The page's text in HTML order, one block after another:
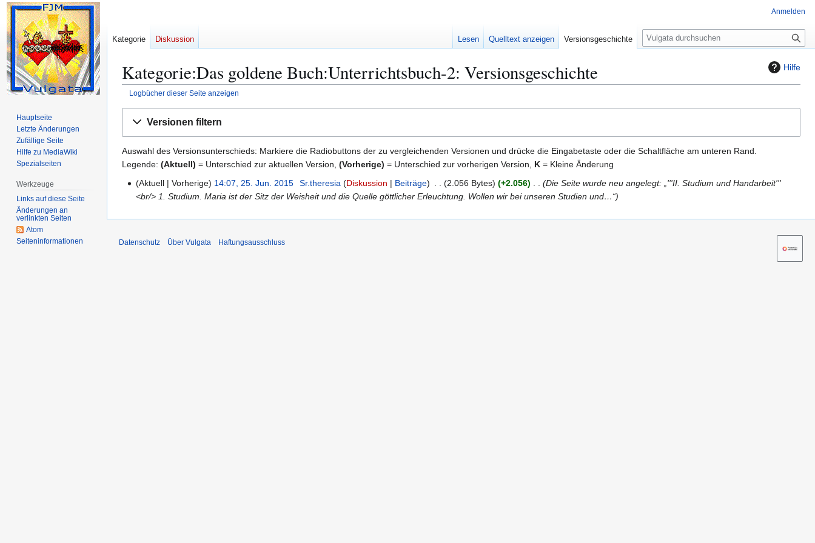
Hilfe
Kategorie:Das goldene Buch:Unterrichtsbuch-2: Versionsgeschichte
Logbücher dieser Seite anzeigen
Navigation
Suche
Versionen filtern
Auswahl des Versionsunterschieds: Markiere die Radiobuttons der zu vergleichenden Versionen und drücke die Eingabetaste oder die Schaltfläche am unteren Rand.
Legende: (Aktuell) = Unterschied zur aktuellen Version, (Vorherige) = Unterschied zur vorherigen Version, K = Kleine Änderung
u
Aktuell Vorherige 14:07, 25. Jun. 2015 Sr.theresia Diskussion Beiträge 2.056 Bytes +2.056
Die Seite wurde neu angelegt: „'''II. Studium und Handarbeit'''
<br/> 1. Studium. Maria ist der Sitz der Weisheit und die Quelle göttlicher Erleuchtung. Wollen wir bei unseren Studien und…“
Anmelden
Kategorie Diskussion Lesen Quelltext anzeigen Versionsgeschichte
S
u
e
Hauptseite
Letzte Änderungen
Zufällige Seite
Hilfe zu MediaWiki
Spezialseiten
Werkzeuge
Links auf diese Seite
Änderungen an
verlinkten Seiten
Atom
Seiten­­informationen
Datenschutz Über Vulgata Haftungsausschluss